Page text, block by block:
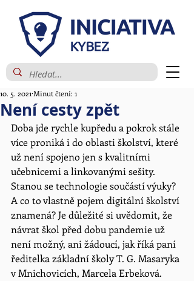
Není cesty zpět
10. 5. 2021 Minut čtení: 1
Doba jde rychle kupředu a pokrok stále
více proniká i do oblasti školství, které
už není spojeno jen s kvalitními
učebnicemi a linkovanými sešity.
Stanou se technologie součástí výuky?
A co to vlastně pojem digitální školství
znamená? Je důležité si uvědomit, že
návrat škol před dobu pandemie už
není možný, ani žádoucí, jak říká paní
ředitelka základní školy T. G. Masaryka
v Mnichovicích, Marcela Erbeková.